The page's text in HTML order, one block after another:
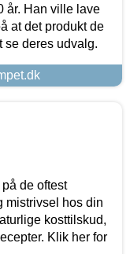
år. Han ville lave
at det produkt de
se deres udvalg.
de oftest
mistrivsel hos din
kosttilskud,
Klik her for